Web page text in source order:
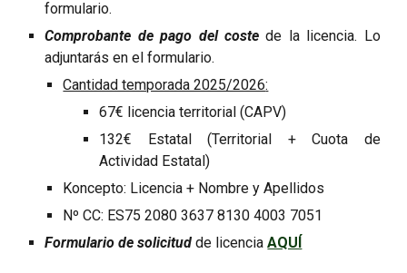
formulario.
Comprobante de pago del coste de la licencia. Lo
adjuntarás en el formulario.
Cantidad temporada 2025/2026:
67€ licencia territorial (CAPV)
132€ Estatal(Territorial + Cuota de
Actividad Estatal)
Koncepto: Licencia + Nombre y Apellidos
Nº CC: ES75 2080 3637 8130 4003 7051
Formulario de solicitud de licencia AQUÍ